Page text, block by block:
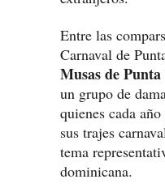
Entre las
Carnaval de
Musas de Punta
un grupo de
quienes cada
sus trajes
tema
dominicana.